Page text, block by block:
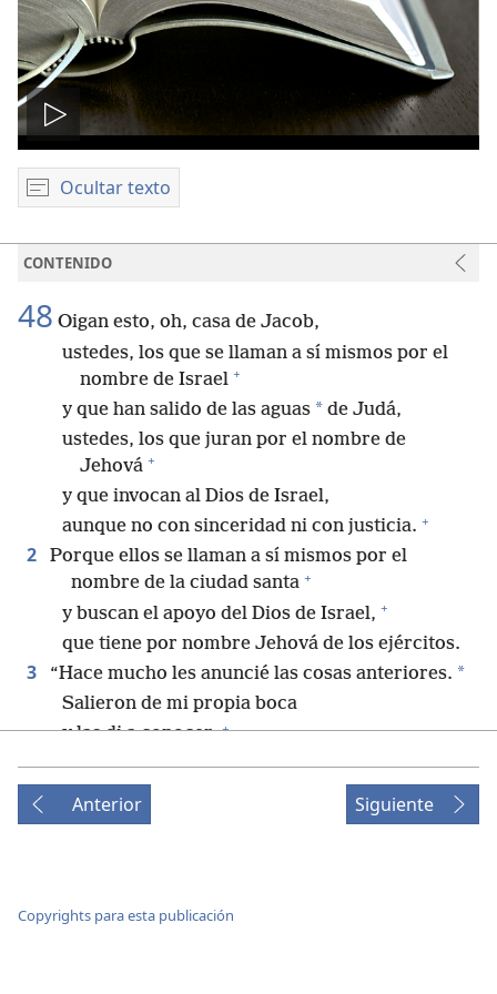
Reproducir
video
Ocultar texto
CONTENIDO
48 Oigan esto, oh, casa de Jacob,
ustedes, los que se llaman a sí mismos por el
nombre de Israel +
y que han salido de las aguas * de Judá,
ustedes, los que juran por el nombre de
Jehová +
y que invocan al Dios de Israel,
aunque no con sinceridad ni con justicia. +
2
Porque ellos se llaman a sí mismos por el
nombre de la ciudad santa +
y buscan el apoyo del Dios de Israel, +
que tiene por nombre Jehová de los ejércitos.
3 “Hace mucho les anuncié las cosas anteriores. *
Salieron de mi propia boca
y las di a conocer. +
De repente actué, y se realizaron.
4
Como sé lo terco que eres
—que tu cuello es un tendón de hierro y tu
Antes de que ocurriera, te lo comuniqué,
Anterior Siguiente
Copyrights para esta publicación